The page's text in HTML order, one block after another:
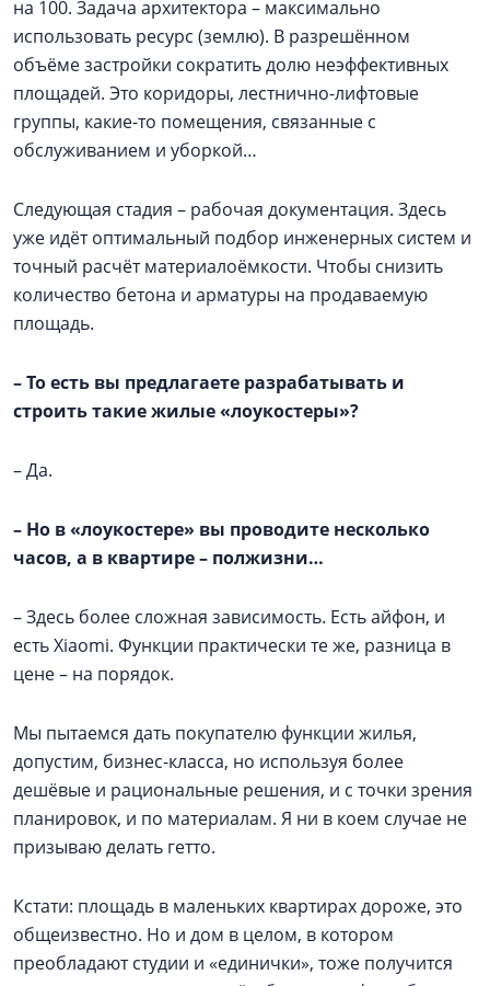
на 100. Задача архитектора – максимально
использовать ресурс (землю). В разрешённом
объёме застройки сократить долю неэффективных
площадей. Это коридоры, лестнично-лифтовые
группы, какие-то помещения, связанные с
обслуживанием и уборкой…
Следующая стадия – рабочая документация. Здесь
уже идёт оптимальный подбор инженерных систем и
точный расчёт материалоёмкости. Чтобы снизить
количество бетона и арматуры на продаваемую
площадь.
–То есть вы предлагаете разрабатывать и
строить такие жилые «лоукостеры»?
– Да.
– Но в «лоукостере» вы проводите несколько
часов, а в квартире – полжизни…
– Здесь более сложная зависимость. Есть айфон, и
есть Xiaomi. Функции практически те же, разница в
цене – на порядок.
Мы пытаемся дать покупателю функции жилья,
допустим, бизнес-класса, но используя более
дешёвые и рациональные решения, и с точки зрения
планировок, и по материалам. Я ни в коем случае не
призываю делать гетто.
Кстати: площадь в маленьких квартирах дороже, это
общеизвестно. Но и дом в целом, в котором
преобладают студии и «единички», тоже получится